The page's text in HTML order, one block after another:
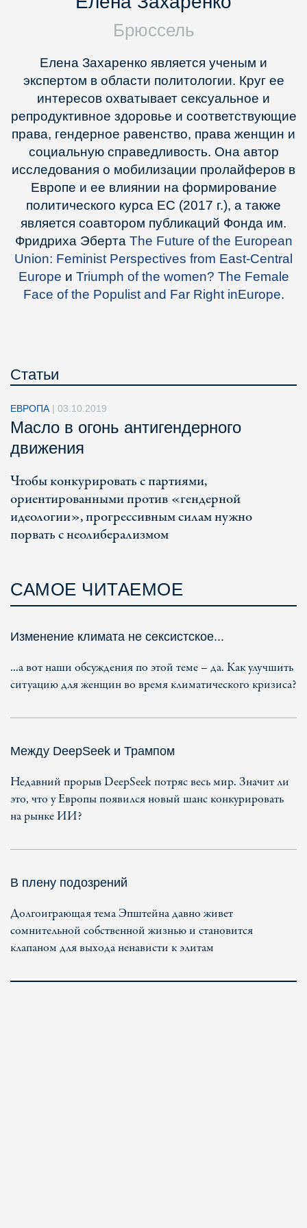
Брюссель
Елена Захаренко является ученым и
экспертом в области политологии. Круг ее
интересов охватывает сексуальное и
репродуктивное здоровье и соответствующие
права, гендерное равенство, права женщин и
социальную справедливость. Она автор
исследования о мобилизации пролайферов в
Европе и ее влиянии на формирование
политического курса ЕС (2017 г.), а также
является соавтором публикаций Фонда им.
Фридриха Эберта The Future of the European
Union: Feminist Perspectives from East-Central
Europe и Triumph of the women? The Female
Face of the Populist and Far Right inEurope.
Статьи
ЕВРОПА | 03.10.2019
Масло в огонь антигендерного
движения
Чтобы конкурировать с партиями,
ориентированными против «гендерной
идеологии», прогрессивным силам нужно
порвать с неолиберализмом
САМОЕ ЧИТАЕМОЕ
Изменение климата не сексистское...
...а вот наши обсуждения по этой теме – да. Как улучшить
ситуацию для женщин во время климатического кризиса?
Между DeepSeek и Трампом
Недавний прорыв DeepSeek потряс весь мир. Значит ли
это, что у Европы появился новый шанс конкурировать
на рынке ИИ?
В плену подозрений
Долгоиграющая тема Эпштейна давно живет
сомнительной собственной жизнью и становится
клапаном для выхода ненависти к элитам